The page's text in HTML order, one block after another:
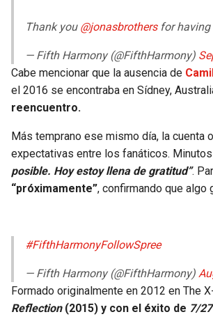
Thank you @jonasbrothersfor having
— Fifth Harmony (@FifthHarmony)
Cabe mencionar que la ausencia de
el 2016 se encontraba en Sídney,
reencuentro.
Más temprano ese mismo día, la cuenta
expectativas entre los fanáticos.
posible. Hoy estoy llena de gratitud”.
“próximamente”, confirmando que algo
#FifthHarmonyFollowSpree
— Fifth Harmony (@FifthHarmony)
Formado originalmente en 2012 en The
Reflection(2015) y con el éxito de 7/27